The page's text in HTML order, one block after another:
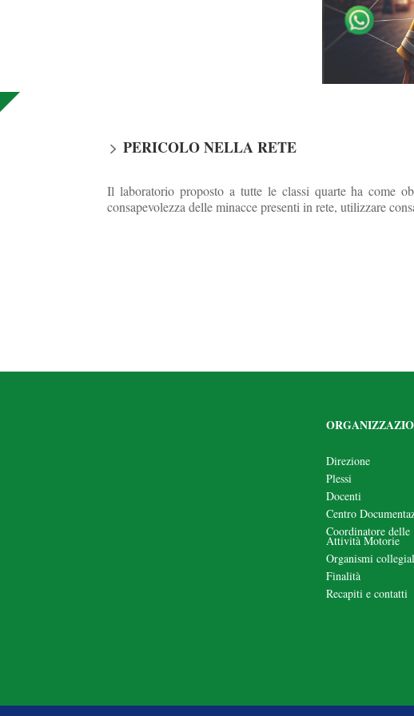
PERICOLO NELLA RETE
Il laboratorio proposto a tutte le classi quarte ha come
consapevolezza delle minacce presenti in rete, utilizzare
Direzione
Plessi
Docenti
Centro
Coordinatore delle
Attività Motorie
Organismi
Finalità
Recapiti e contatti